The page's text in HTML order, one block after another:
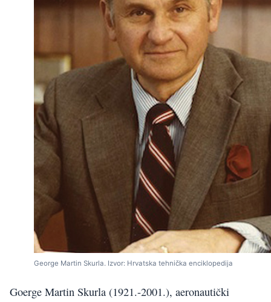
George Martin Skurla. Izvor: Hrvatska tehnička enciklopedija
Goerge Martin Skurla (1921.-2001.), aeronautički